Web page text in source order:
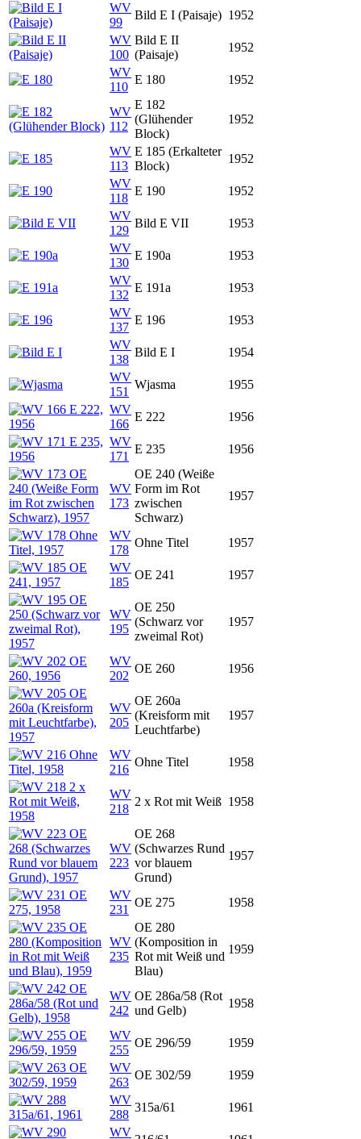
WV
99
Bild E I (Paisaje) 1952
WV
100
Bild E II
(Paisaje)
1952
WV
110
E 180 1952
WV
112
E 182
(Glühender
Block)
1952
WV
113
E 185 (Erkalteter
Block)
1952
WV
118
E 190
1952
WV
129
Bild E VII
1953
WV
130
E 190a
1953
WV
132
E 191a
1953
WV
137
E 196
1953
WV
138
Bild E I
1954
WV
151
Wjasma
1955
WV
166
E 222
1956
WV
171
E 235 1956
WV
173
OE 240 (Weiße
Form im Rot
zwischen
Schwarz)
1957
WV
178
Ohne Titel
1957
WV
185
OE 241 1957
WV
195
OE 250
(Schwarz vor
zweimal Rot)
1957
WV
202
OE 260 1956
WV
205
OE 260a
(Kreisform mit
Leuchtfarbe)
1957
WV
216
Ohne Titel 1958
WV
218
2 x Rot mit Weiß 1958
WV
223
OE 268
(Schwarzes Rund
vor blauem
Grund)
1957
WV
231
OE 275 1958
WV
235
OE 280
(Komposition in
Rot mit Weiß und
Blau)
1959
WV
242
OE 286a/58 (Rot
und Gelb)
1958
WV
255
OE 296/59
1959
WV
263
OE 302/59
1959
WV
288
315a/61
1961
WV